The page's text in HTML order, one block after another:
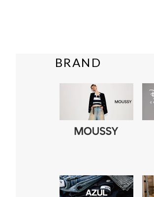
BRAND